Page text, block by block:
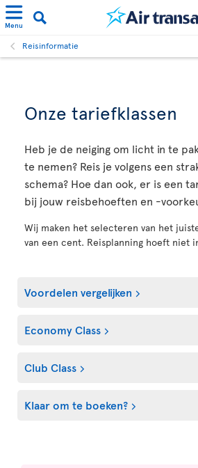
Menu
Reisinformatie
Onze tariefklassen
Heb je de neiging om licht in te
te nemen? Reis je volgens een
schema? Hoe dan ook, er is een
bij jouw reisbehoeften en -
Wij maken het selecteren van het
van een cent. Reisplanning hoeft niet
Voordelen vergelijken
Economy Class
Club Class
Klaar om te boeken?